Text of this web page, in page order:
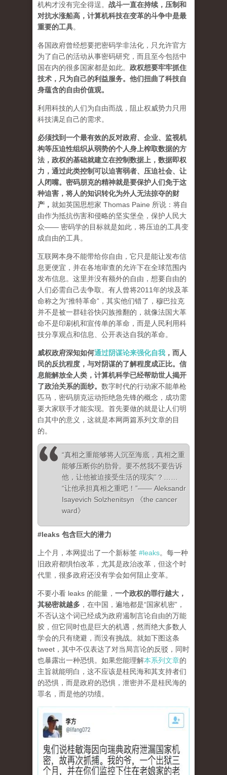
机构才没有完全得逞。 战斗一直在持续，压制和
对抗水涨船高，计算机科技在变革的斗争中是最
重要的工具。
各国政府曾经想要把密码学非法化，只允许官方
为了自己的活动从事密码研究，而且至今包括中
国在内的很多国家都是如此。 政权想要牢牢抓住
技术，只为自己的利益服务。他们扭曲了科技自
身蕴含的自由价值观。
利用科技的人们为自由而战，阻止权威势力只用
科技满足自己的需求。
必须找到一个最有效的反对政府、企业、监视机
构等压迫性组织从弱势的个人身上榨取数据的方
法，政权的基础就建立在控制数据上，数据即权
力，通过此类控制可以迫害弱者、压迫社会、让
人闭嘴。密码朋克的精神就是要保护人们免于这
种迫害，将人的知识转化为外人无法掠夺的财
产 ， 就如英国思想家 Thomas Paine 所说：将自
由作为抵抗伤害和侵略的坚实堡垒，保护人民大
众—— 密码学的目标就是如此，将压迫的工具变
成自由的工具。
互联网本身不能带给你自由，它只是能让发布信
息更便宜，并在各地审查的允许下在全球范围内
发布信息。这里并没有额外的自由，想要自由的
人们必需自己去争取。有人曾将2011年的埃及革
命称之为“推特革命”，其实他们错了，穆巴拉克
并不是被一群硅谷快闪族推翻的，就像法国大革
命不是印刷机和宣传单的革命，而是人民利用科
技分享观点和信息、公开表达自我的革命。
威权政府深知如何通过阴谋论来强化自我 ，而人
民的反抗程度，与对阴谋的了解程度成正比。信
息能解放全人类，计算机科学已经帮助世人揭开
了政治关系的面纱。 数字时代的行动家不能单枪
匹马，密码朋克运动拒绝急先锋的概念，成功需
要大家联手才能实现。首先要做的就是让人们明
白其中的意义，这就是本网两篇系列文章的目
的。
“真相之重能够将人沉至海底，真相之重
能够压断你的肋骨。要不然我不要告诉
他，让他被迫接受生活的现实”？……
“让他承担真相之重吧！”—— Aleksandr
Isayevich Solzhenitsyn 《the cancer
ward》
#leaks 包含巨大的潜力
上个月，本网提出了一个新标签 #leaks。每一种
旧政府都惧怕改革，尤其是政治改革，但这个时
代里，很多政府还没有学会如何阻止变革。
不要小看 leaks 的能量， 一个政权的罪行越大，
其秘密就越多 ，在中国，遍地都是“国家机密”，
不否认这个词已经成为政府遏制言论自由的万能
胶，但它同时也是巨大的机遇，然而绝大多数人
学会的只有绕避，而没有挑战。就如下图这条
tweet，其中不仅表达了对当局言论的反驳，同时
也暴露出一种恐惧。如果您能理解本系列文章的
主旨就能明白，这不应该是桂民海和其支持者们
的恐惧，而是政府的恐惧，泄密并不是桂民海的
罪名，而是他的功绩。